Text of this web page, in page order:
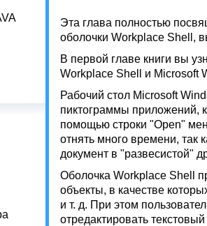
Эта глава полностью
оболочки Workplace Shell,
В первой главе книги вы
Workplace Shell и Microsoft
Рабочий стол Microsoft
пиктограммы приложений,
помощью строки "Open"
отнять много времени, так
документ в "развесистой"
Оболочка Workplace Shell
объекты, в качестве
и т. д. При этом
отредактировать